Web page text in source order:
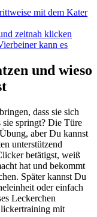
mit dem Kater
zeitnah klicken
kann es
und wieso
dass sie sich
springt? Die Türe
aber Du kannst
unterstützend
betätigst, weiß
hat und bekommt
Später kannst Du
oder einfach
Leckerchen
mit